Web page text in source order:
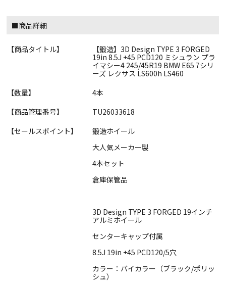
■商品詳細
【商品タイトル】
【鍛造】3D Design TYPE 3 FORGED
19in 8.5J +45 PCD120 ミシュラン プラ
イマシー4 245/45R19 BMW E65 7シリ
ーズ レクサス LS600h LS460
【数量】
4本
【商品管理番号】
TU26033618
【セールスポイント】
鍛造ホイール
大人気メーカー製
4本セット
倉庫保管品
3D Design TYPE 3 FORGED 19インチ
アルミホイール
センターキャップ付属
8.5J 19in +45 PCD120/5穴
カラー：バイカラー（ブラック/ポリッ
シュ）